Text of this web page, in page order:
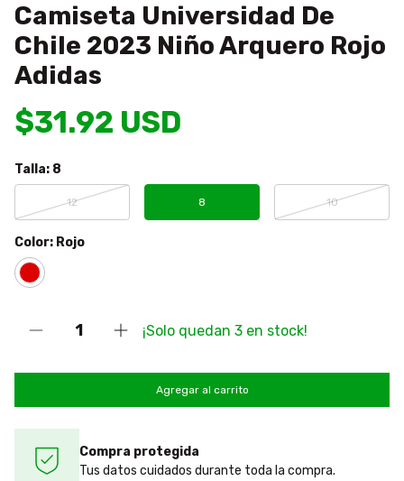
Camiseta Universidad De
Chile 2023 Niño Arquero Rojo
Adidas
$31.92 USD
Talla: 8
12 8 10
Color: Rojo
¡Solo quedan 3 en stock!
Compra protegida
Tus datos cuidados durante toda la compra.